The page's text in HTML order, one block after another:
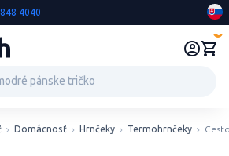
4040
Domácnosť Hrnčeky Termohrnčeky